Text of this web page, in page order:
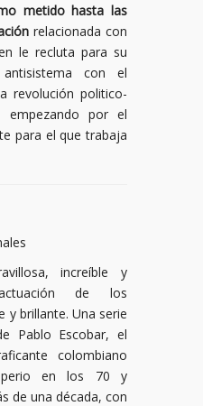
metido hasta las
relacionada con
le recluta para su
con el
revolución politico-
empezando por el
para el que trabaja
increíble y
de los
y brillante. Una serie
Pablo Escobar, el
colombiano
en los 70 y
de una década, con